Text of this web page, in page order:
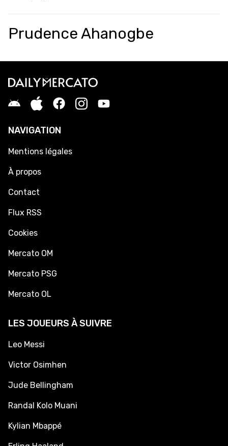
Prudence Ahanogbe
NAVIGATION
Mentions légales
À propos
Contact
Flux RSS
Cookies
Mercato OM
Mercato PSG
Mercato OL
LES JOUEURS À SUIVRE
Leo Messi
Victor Osimhen
Jude Bellingham
Randal Kolo Muani
Kylian Mbappé